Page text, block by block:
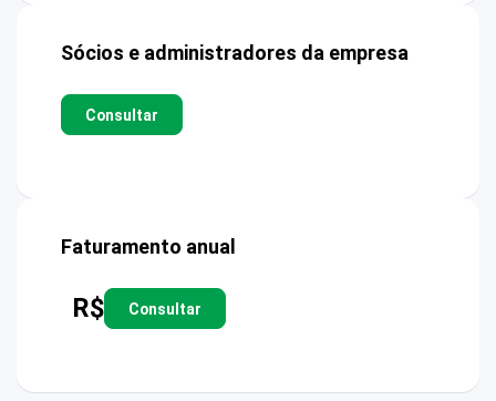
Sócios e administradores da empresa
Consultar
Faturamento anual
R$ Consultar